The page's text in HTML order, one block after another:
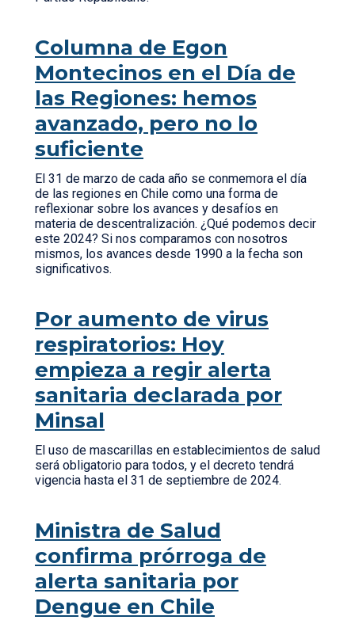
Columna de Egon
Montecinos en el Día de
las Regiones: hemos
avanzado, pero no lo
suficiente
El 31 de marzo de cada año se conmemora el día
de las regiones en Chile como una forma de
reflexionar sobre los avances y desafíos en
materia de descentralización. ¿Qué podemos decir
este 2024? Si nos comparamos con nosotros
mismos, los avances desde 1990 a la fecha son
significativos.
Por aumento de virus
respiratorios: Hoy
empieza a regir alerta
sanitaria declarada por
Minsal
El uso de mascarillas en establecimientos de salud
será obligatorio para todos, y el decreto tendrá
vigencia hasta el 31 de septiembre de 2024.
Ministra de Salud
confirma prórroga de
alerta sanitaria por
Dengue en Chile